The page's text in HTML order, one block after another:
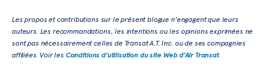
Les propos et contributions sur le présent blogue n’engagent que leurs
auteurs. Les recommandations, les intentions ou les opinions exprimées ne
sont pas nécessairement celles de Transat A.T. Inc. ou de ses compagnies
affiliées. Voir les Conditions d’utilisation du site Web d’Air Transat.